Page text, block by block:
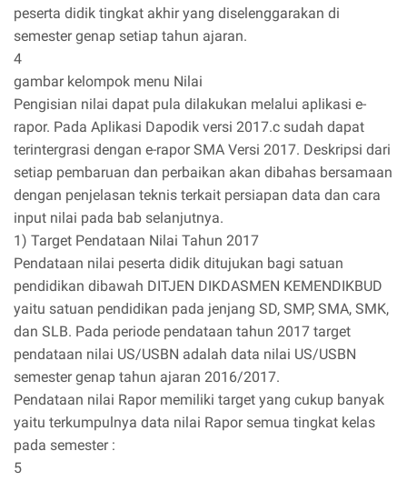
peserta didik tingkat akhir yang diselenggarakan di
semester genap setiap tahun ajaran.
4
gambar kelompok menu Nilai
Pengisian nilai dapat pula dilakukan melalui aplikasi e-
rapor. Pada Aplikasi Dapodik versi 2017.c sudah dapat
terintergrasi dengan e-rapor SMA Versi 2017. Deskripsi dari
setiap pembaruan dan perbaikan akan dibahas bersamaan
dengan penjelasan teknis terkait persiapan data dan cara
input nilai pada bab selanjutnya.
1) Target Pendataan Nilai Tahun 2017
Pendataan nilai peserta didik ditujukan bagi satuan
pendidikan dibawah DITJEN DIKDASMEN KEMENDIKBUD
yaitu satuan pendidikan pada jenjang SD, SMP, SMA, SMK,
dan SLB. Pada periode pendataan tahun 2017 target
pendataan nilai US/USBN adalah data nilai US/USBN
semester genap tahun ajaran 2016/2017.
Pendataan nilai Rapor memiliki target yang cukup banyak
yaitu terkumpulnya data nilai Rapor semua tingkat kelas
pada semester :
5